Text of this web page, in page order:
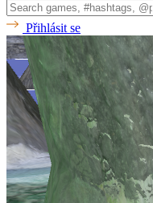
Přihlásit se